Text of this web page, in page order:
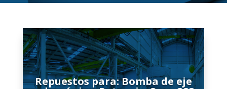
Repuestos para: Bomba de eje